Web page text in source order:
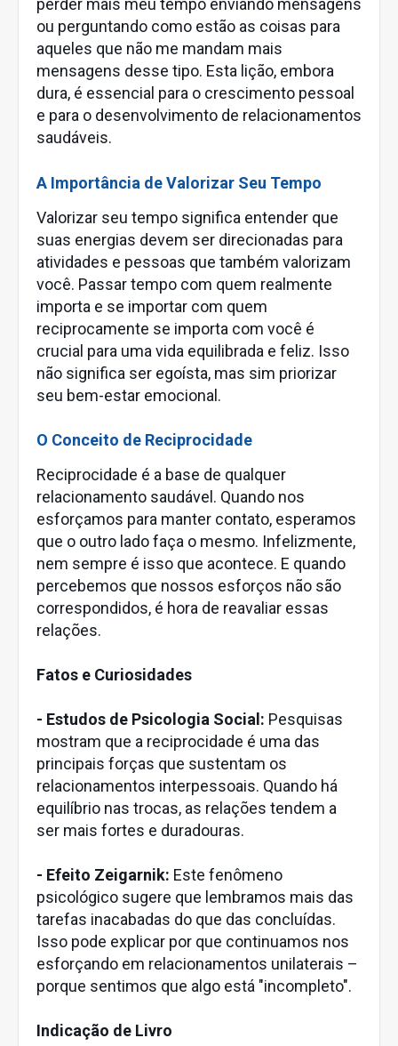
perder mais meu tempo enviando mensagens
ou perguntando como estão as coisas para
aqueles que não me mandam mais
mensagens desse tipo. Esta lição, embora
dura, é essencial para o crescimento pessoal
e para o desenvolvimento de relacionamentos
saudáveis.
A Importância de Valorizar Seu Tempo
Valorizar seu tempo significa entender que
suas energias devem ser direcionadas para
atividades e pessoas que também valorizam
você. Passar tempo com quem realmente
importa e se importar com quem
reciprocamente se importa com você é
crucial para uma vida equilibrada e feliz. Isso
não significa ser egoísta, mas sim priorizar
seu bem-estar emocional.
O Conceito de Reciprocidade
Reciprocidade é a base de qualquer
relacionamento saudável. Quando nos
esforçamos para manter contato, esperamos
que o outro lado faça o mesmo. Infelizmente,
nem sempre é isso que acontece. E quando
percebemos que nossos esforços não são
correspondidos, é hora de reavaliar essas
relações.
Fatos e Curiosidades
- Estudos de Psicologia Social: Pesquisas
mostram que a reciprocidade é uma das
principais forças que sustentam os
relacionamentos interpessoais. Quando há
equilíbrio nas trocas, as relações tendem a
ser mais fortes e duradouras.
- Efeito Zeigarnik: Este fenômeno
psicológico sugere que lembramos mais das
tarefas inacabadas do que das concluídas.
Isso pode explicar por que continuamos nos
esforçando em relacionamentos unilaterais –
porque sentimos que algo está "incompleto".
Indicação de Livro